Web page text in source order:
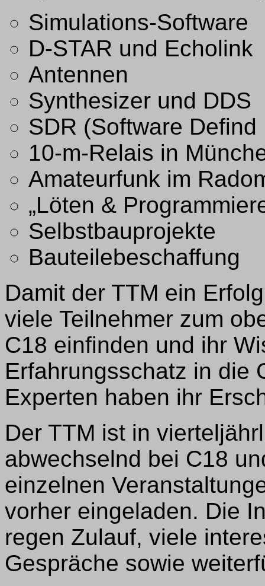
Simulations-Software
D-STAR und Echolink
Antennen
Synthesizer und DDS
SDR (Software Defind
10-m-Relais in
Amateurfunk im
„Löten &
Selbstbauprojekte
Bauteilebeschaffung
Damit der TTM ein
viele Teilnehmer zum
C18 einfinden und ihr
Erfahrungsschatz in die
Experten haben ihr
Der TTM ist in
abwechselnd bei C18
einzelnen
vorher eingeladen. Die
regen Zulauf, viele
Gespräche sowie